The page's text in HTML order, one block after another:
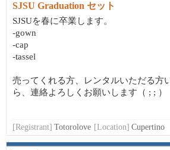
SJSU Graduation セット
SJSUを春に卒業します。
-gown
-cap
-tassel
売ってくれる方、レンタルいただる方
ら、連絡よろしくお願いします（ ; ; ）
[Registrant] Totorolove [Location] Cupertino